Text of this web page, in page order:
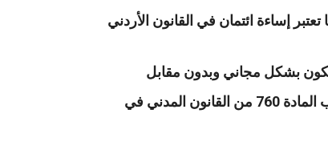
إساءة ائتمان في القانون الأردني
بشكل مجاني وبدون مقابل
وعليه يقوم الشخص المستعير برد الشيء الذي قام باستعارته بعد أن يستخدمه وينتفع به وذلك بحسب المادة 760 من القانون المدني في